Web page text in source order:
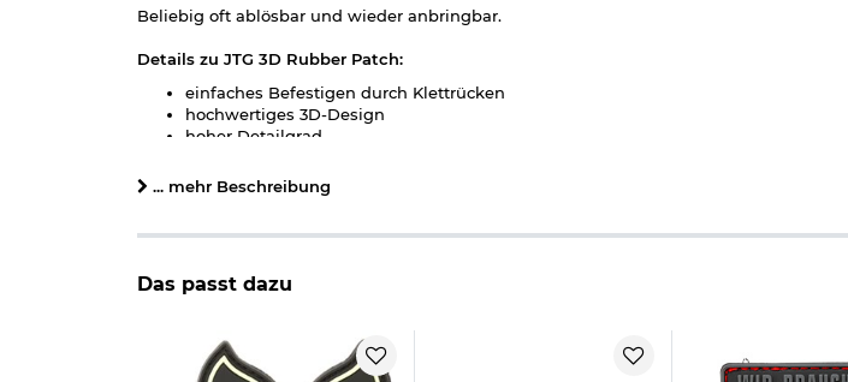
Beliebig oft ablösbar und wieder anbringbar.
Details zu JTG 3D Rubber Patch:
einfaches Befestigen durch Klettrücken
hochwertiges 3D-Design
hoher Detailgrad
Maße: ca. 4,5 x 7,5 cm
Material Rückseite: Kletthaken
Marke: Jackets To Go
... mehr Beschreibung
Das passt dazu